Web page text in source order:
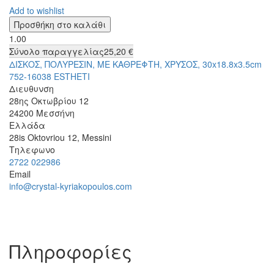
Add to wishlist
1.00
Σύνολο παραγγελίας25,20 €
ΔΙΣΚΟΣ, ΠΟΛΥΡΕΣΙΝ, ΜΕ ΚΑΘΡΕΦΤΗ, ΧΡΥΣΟΣ, 30x18.8x3.5cm
752-16038 ESTHETI
Διευθυνση
28ης Οκτωβρίου 12
24200 Μεσσήνη
Ελλάδα
28is Oktovriou 12, Messini
Τηλεφωνο
2722 022986
Email
info@crystal-kyriakopoulos.com
Πληροφορίες